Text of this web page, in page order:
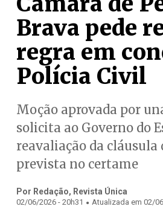
Brava pede
regra em
Polícia Civil
Moção aprovada por
solicita ao Governo do
reavaliação da cláusula
prevista no certame
Por Redação, Revista Única
02/06/2026 - 20h31 . Atualizada em 02/